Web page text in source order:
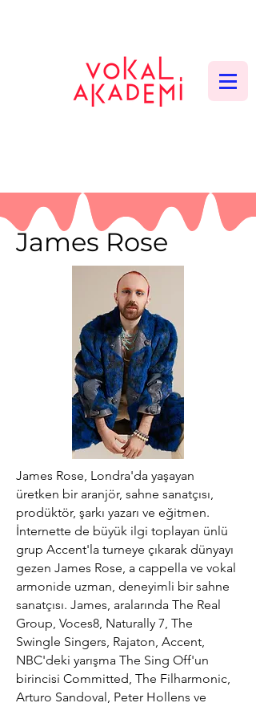
James Rose
James Rose, Londra'da yaşayan
üretken bir aranjör, sahne sanatçısı,
prodüktör, şarkı yazarı ve eğitmen.
İnternette de büyük ilgi toplayan ünlü
grup Accent'la turneye çıkarak dünyayı
gezen James Rose, a cappella ve vokal
armonide uzman, deneyimli bir sahne
sanatçısı. James, aralarında The Real
Group, Voces8, Naturally 7, The
Swingle Singers, Rajaton, Accent,
NBC'deki yarışma The Sing Off'un
birincisi Committed, The Filharmonic,
Arturo Sandoval, Peter Hollens ve